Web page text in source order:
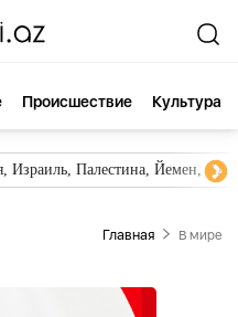
Происшествие Культура
Израиль, Палестина, Йемен,
Главная В мире